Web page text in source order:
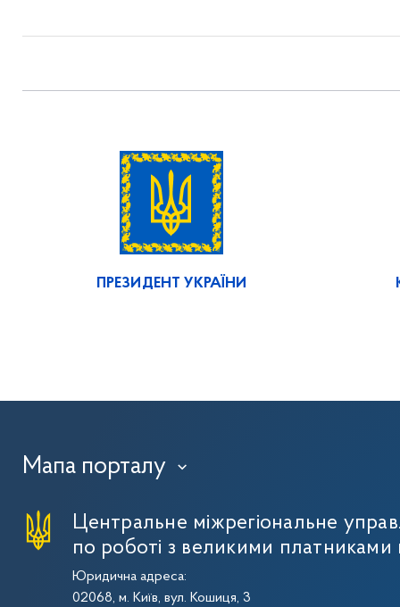
ПРЕЗИДЕНТ УКРАЇНИ
Мапа порталу ›
Центральне міжрегіональне
по роботі з великими платниками
Юридична адреса:
02068, м. Київ, вул. Кошиця, 3